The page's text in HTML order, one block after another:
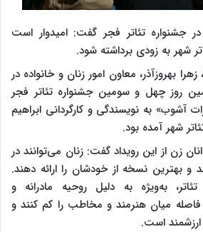
در جشنواره تئاتر فجر گفت: امیدوار است
شهر به زودی برداشته شود.
، زهرا بهروزآذر، معاون امور زنان و خانواده در
روز چهل و سومین جشنواره تئاتر فجر
آشوب» به نویسندگی و کارگردانی ابراهیم
شهر آمده بود.
زن از این رویداد گفت: زنان می‌توانند در
بهترین نسخه از خودشان را ارائه دهند.
به‌ویژه به دلیل روحیه مادرانه و
فاصله میان هنرمند و مخاطب را کم کنند و
ارزشمند است.